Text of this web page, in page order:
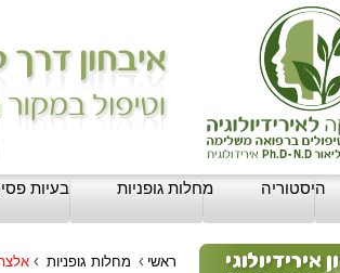
בעיות מחלות גופניות
היסטוריה
ראשי › מחלות גופניות ›